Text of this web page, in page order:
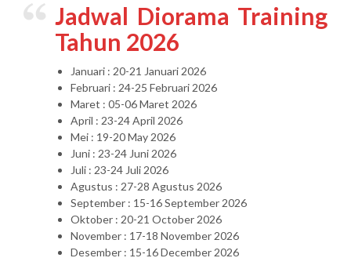
Jadwal Diorama Training
Tahun 2026
Januari : 20-21 Januari 2026
Februari : 24-25 Februari 2026
Maret : 05-06 Maret 2026
April : 23-24 April 2026
Mei : 19-20 May 2026
Juni : 23-24 Juni 2026
Juli : 23-24 Juli 2026
Agustus : 27-28 Agustus 2026
September : 15-16 September 2026
Oktober : 20-21 October 2026
November : 17-18 November 2026
Desember : 15-16 December 2026